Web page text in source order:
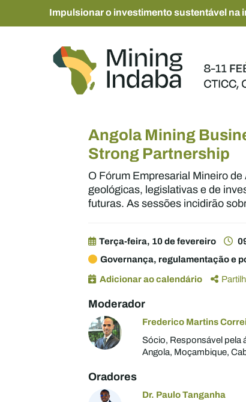
Impulsionar o investimento sustentável na
Angola Mining
Strong Partnership
O Fórum Empresarial Mineiro
geológicas, legislativas e de
futuras. As sessões incidirão
Terça-feira, 10 de fevereiro
Governança, regulamentação e
Adicionar ao calendário
Moderador
Frederico Martins
Sócio, Responsável pela
Angola, Moçambique,
Oradores
Dr. Paulo Tanganha